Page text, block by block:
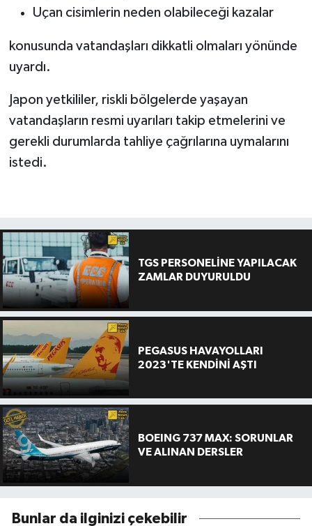
Uçan cisimlerin neden olabileceği kazalar
konusunda vatandaşları dikkatli olmaları yönünde
uyardı.
Japon yetkililer, riskli bölgelerde yaşayan
vatandaşların resmi uyarıları takip etmelerini ve
gerekli durumlarda tahliye çağrılarına uymalarını
istedi.
TGS PERSONELİNE YAPILACAK
ZAMLAR DUYURULDU
PEGASUS HAVAYOLLARI
2023'TE KENDİNİ AŞTI
BOEING 737 MAX: SORUNLAR
VE ALINAN DERSLER
Bunlar da ilginizi çekebilir